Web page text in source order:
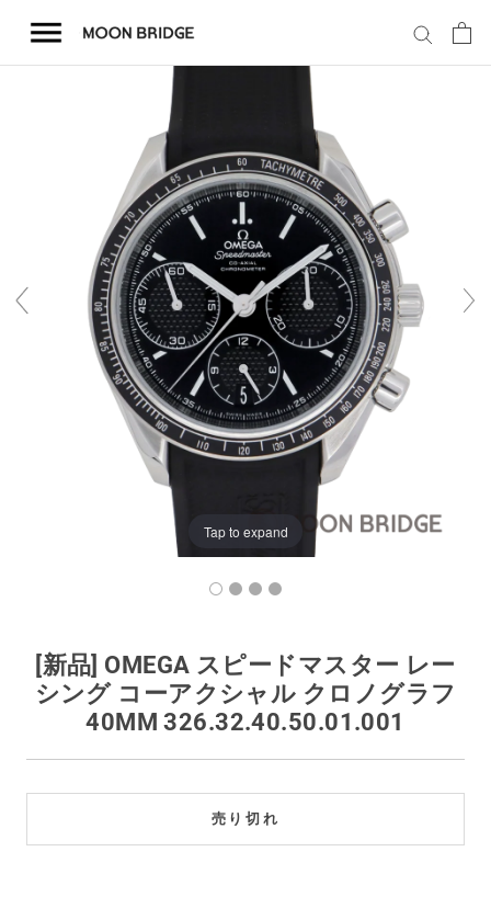
テ
会社概要
保証とメンテナンス
Tap to expand
[新品] OMEGA スピードマスター レー
シング コーアクシャル クロノグラフ
40MM 326.32.40.50.01.001
売り切れ